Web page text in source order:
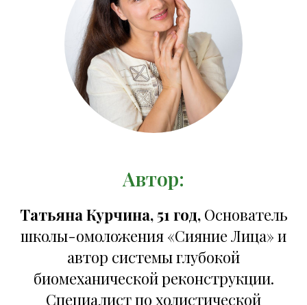
Автор:
Татьяна Курчина, 51 год, Основатель
школы-омоложения «Сияние Лица» и
автор системы глубокой
биомеханической реконструкции.
Специалист по холистической